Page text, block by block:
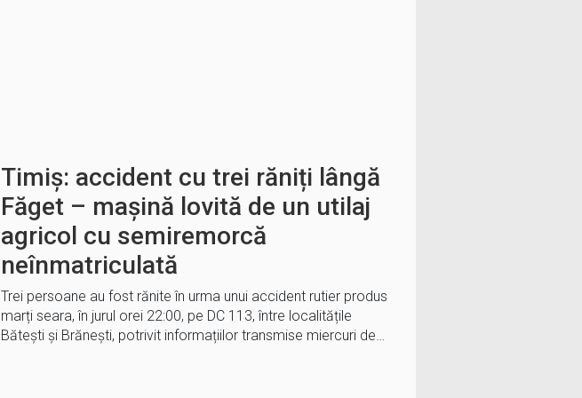
Timiș: accident cu trei răniți lângă
Făget – mașină lovită de un utilaj
agricol cu semiremorcă
neînmatriculată
Trei persoane au fost rănite în urma unui accident rutier produs
marți seara, în jurul orei 22:00, pe DC 113, între localitățile
Bătești și Brănești, potrivit informațiilor transmise miercuri de…